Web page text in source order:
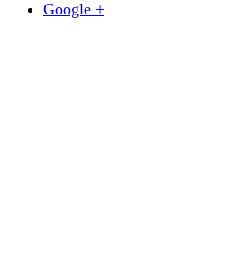
Google +